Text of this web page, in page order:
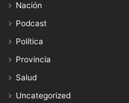
Nación
Podcast
Política
Provincia
Salud
Uncategorized